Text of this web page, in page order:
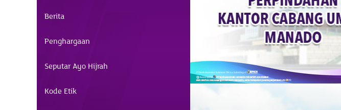
Berita
Penghargaan
Seputar Ayo Hijrah
Kode Etik